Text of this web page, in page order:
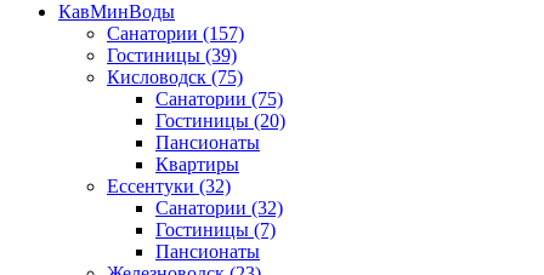
КавМинВоды
Санатории (157)
Гостиницы (39)
Кисловодск (75)
Санатории (75)
Гостиницы (20)
Пансионаты
Квартиры
Ессентуки (32)
Санатории (32)
Гостиницы (7)
Пансионаты